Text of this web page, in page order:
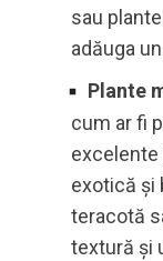
sau
adăuga
Plante
cum ar fi
excelente
exotică și
teracotă
textură și